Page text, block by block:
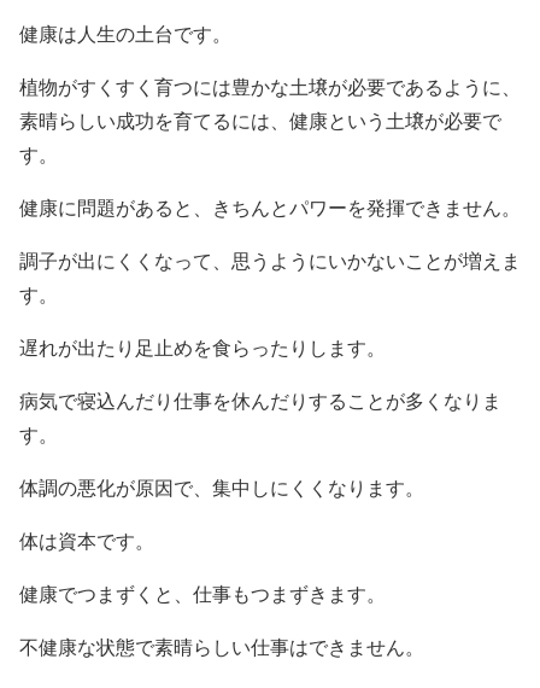
健康は人生の土台です。
植物がすくすく育つには豊かな土壌が必要であるように、
素晴らしい成功を育てるには、健康という土壌が必要で
す。
健康に問題があると、きちんとパワーを発揮できません。
調子が出にくくなって、思うようにいかないことが増えま
す。
遅れが出たり足止めを食らったりします。
病気で寝込んだり仕事を休んだりすることが多くなりま
す。
体調の悪化が原因で、集中しにくくなります。
体は資本です。
健康でつまずくと、仕事もつまずきます。
不健康な状態で素晴らしい仕事はできません。